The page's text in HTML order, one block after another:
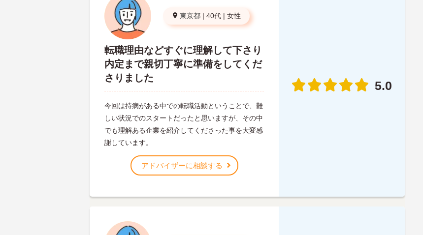
東京都 | 40代 | 女性
転職理由などすぐに理解して下さり
内定まで親切丁寧に準備をしてくだ
さりました
今回は持病がある中での転職活動ということで、難
しい状況でのスタートだったと思いますが、その中
でも理解ある企業を紹介してくださった事を大変感
謝しています。
アドバイザーに相談する
5.0